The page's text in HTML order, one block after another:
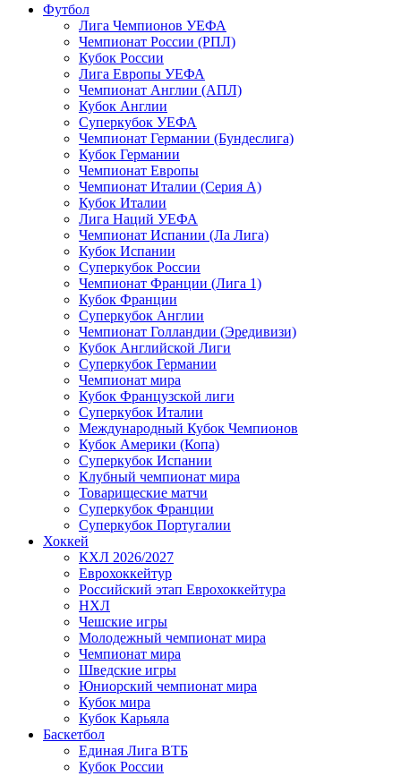
Футбол
Лига Чемпионов УЕФА
Чемпионат России (РПЛ)
Кубок России
Лига Европы УЕФА
Чемпионат Англии (АПЛ)
Кубок Англии
Суперкубок УЕФА
Чемпионат Германии (Бундеслига)
Кубок Германии
Чемпионат Европы
Чемпионат Италии (Серия А)
Кубок Италии
Лига Наций УЕФА
Чемпионат Испании (Ла Лига)
Кубок Испании
Суперкубок России
Чемпионат Франции (Лига 1)
Кубок Франции
Суперкубок Англии
Чемпионат Голландии (Эредивизи)
Кубок Английской Лиги
Суперкубок Германии
Чемпионат мира
Кубок Французской лиги
Суперкубок Италии
Международный Кубок Чемпионов
Кубок Америки (Копа)
Суперкубок Испании
Клубный чемпионат мира
Товарищеские матчи
Суперкубок Франции
Суперкубок Португалии
Хоккей
КХЛ 2026/2027
Еврохоккейтур
Российский этап Еврохоккейтура
НХЛ
Чешские игры
Молодежный чемпионат мира
Чемпионат мира
Шведские игры
Юниорский чемпионат мира
Кубок мира
Кубок Карьяла
Баскетбол
Единая Лига ВТБ
Кубок России